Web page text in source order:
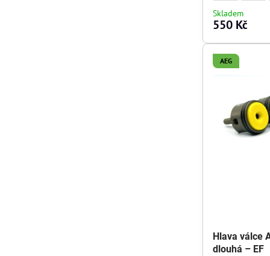
Skladem
550 Kč
AEG
Hlava válce
dlouhá – EF